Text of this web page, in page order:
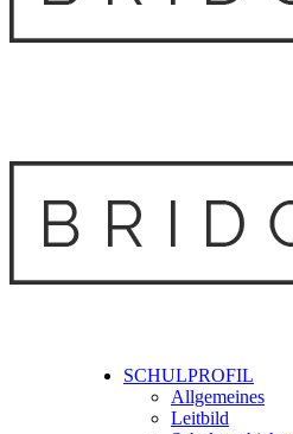
SCHULPROFIL
Allgemeines
Leitbild